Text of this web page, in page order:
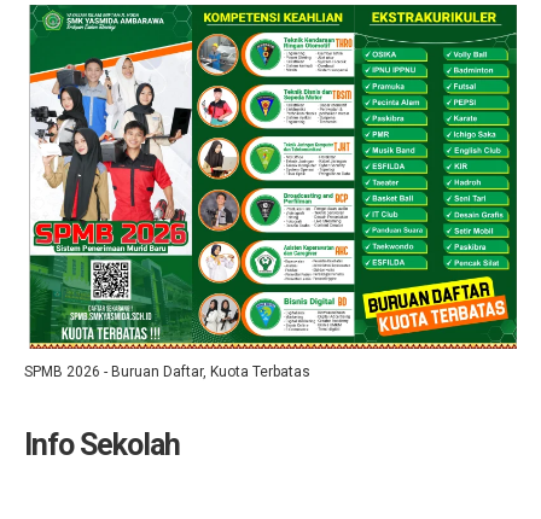
SPMB 2026 - Buruan Daftar, Kuota Terbatas
Info Sekolah